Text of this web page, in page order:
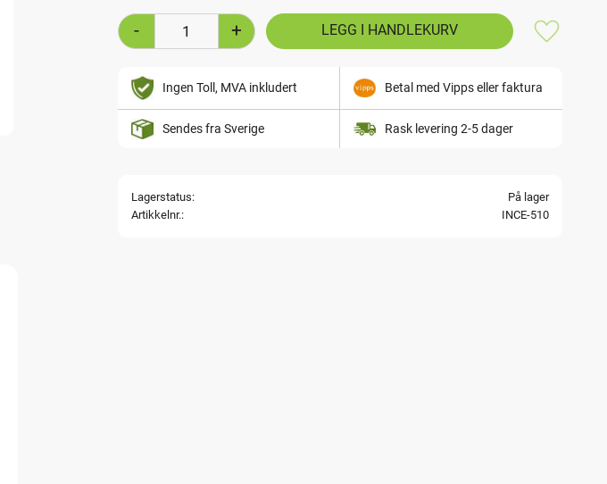
+
-
Lagre
Ingen Toll, MVA inkludert Betal med Vipps eller faktura
Sendes fra Sverige Rask levering 2-5 dager
Lagerstatus
På lager
Artikkelnr.
INCE-510